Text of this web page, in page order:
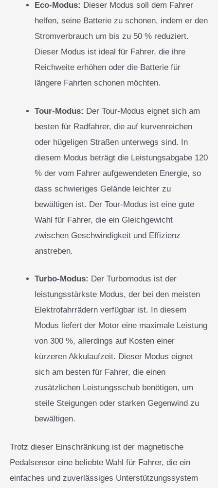
Eco-Modus: Dieser Modus soll dem Fahrer
helfen, seine Batterie zu schonen, indem er den
Stromverbrauch um bis zu 50 % reduziert.
Dieser Modus ist ideal für Fahrer, die ihre
Reichweite erhöhen oder die Batterie für
längere Fahrten schonen möchten.
Tour-Modus: Der Tour-Modus eignet sich am
besten für Radfahrer, die auf kurvenreichen
oder hügeligen Straßen unterwegs sind. In
diesem Modus beträgt die Leistungsabgabe 120
% der vom Fahrer aufgewendeten Energie, so
dass schwieriges Gelände leichter zu
bewältigen ist. Der Tour-Modus ist eine gute
Wahl für Fahrer, die ein Gleichgewicht
zwischen Geschwindigkeit und Effizienz
anstreben.
Turbo-Modus: Der Turbomodus ist der
leistungsstärkste Modus, der bei den meisten
Elektrofahrrädern verfügbar ist. In diesem
Modus liefert der Motor eine maximale Leistung
von 300 %, allerdings auf Kosten einer
kürzeren Akkulaufzeit. Dieser Modus eignet
sich am besten für Fahrer, die einen
zusätzlichen Leistungsschub benötigen, um
steile Steigungen oder starken Gegenwind zu
bewältigen.
Trotz dieser Einschränkung ist der magnetische
Pedalsensor eine beliebte Wahl für Fahrer, die ein
einfaches und zuverlässiges Unterstützungssystem